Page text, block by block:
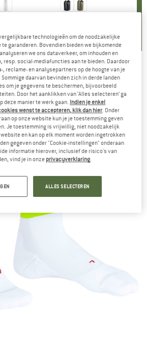
Compression -
technologieën om de noodzakelijke
garanderen. Bovendien bieden we bijkomende
we ons dataverkeer, om inhouden en
resp. social-mediafuncties aan te bieden. Daardoor
reclame- en analysepartners op de hoogte van je
daarvan bevinden zich in derde landen
om je gegevens te beschermen, bijvoorbeeld
Door het aanklikken van ‘Alles selecteren’ ga
deze manier te werk gaan. Indien je enkel
wenst te accepteren, klik dan hier. Onder
op onze website kun je je toestemming geven
Je toestemming is vrijwillig, niet noodzakelijk
en kan op elk moment worden ingetrokken
gegeven onder "Cookie-instellingen" onderaan
informatie hierover, inclusief de risico's van
vind je in onze privacyverklaring.
ALLES SELECTEREN